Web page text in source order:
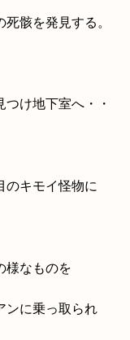
骸を発見する。
け地下室へ・・
のキモイ怪物に
様なものを
ンに乗っ取られ